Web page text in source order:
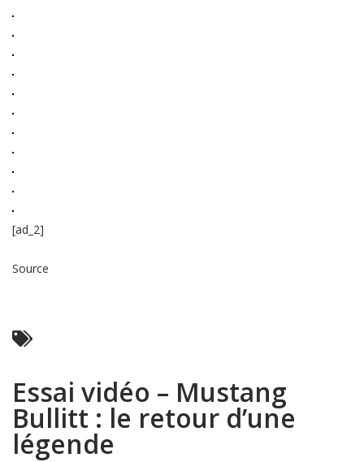
[ad_2]
Source
Essai vidéo – Mustang
Bullitt : le retour d’une
légende